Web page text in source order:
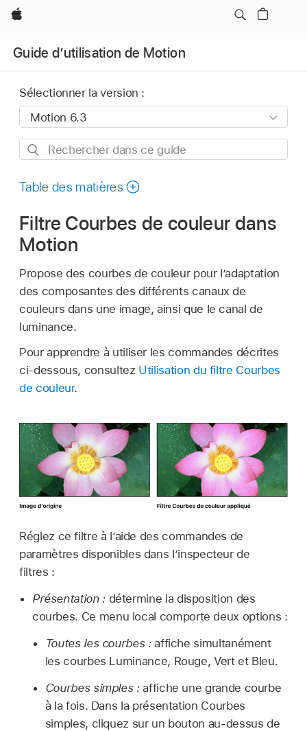
Apple
Guide d’utilisation de Motion
Sélectionner la version :
Rechercher
ce
Table des matières
Filtre Courbes de couleur dans
Motion
Propose des courbes de couleur pour l’adaptation
des composantes des différents canaux de
couleurs dans une image, ainsi que le canal de
luminance.
Pour apprendre à utiliser les commandes décrites
ci-dessous, consultez Utilisation du filtre Courbes
de couleur.
Réglez ce filtre à l’aide des commandes de
paramètres disponibles dans l’inspecteur de
filtres :
Présentation :détermine la disposition des
courbes. Ce menu local comporte deux options :
Toutes les courbes :affiche simultanément
les courbes Luminance, Rouge, Vert et Bleu.
Courbes simples :affiche une grande courbe
à la fois. Dans la présentation Courbes
simples, cliquez sur un bouton au-dessus de